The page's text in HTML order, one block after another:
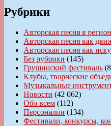
Рубрики
Авторская песня в
Авторская песня как
Авторская песня как
Без рубрики (145)
Грушинский фестиваль
Клубы, творческие
Музыкальные
Новости (42 062)
Обо всем (112)
Персоналии (134)
Фестивали, конкурсы,